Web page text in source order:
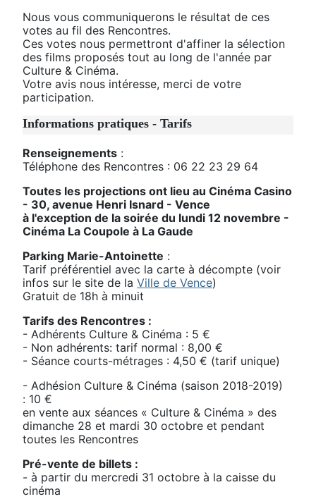
Nous vous communiquerons le résultat de ces
votes au fil des Rencontres.
Ces votes nous permettront d'affiner la sélection
des films proposés tout au long de l'année par
Culture & Cinéma.
Votre avis nous intéresse, merci de votre
participation.
Informations pratiques - Tarifs
Renseignements :
Téléphone des Rencontres : 06 22 23 29 64
Toutes les projections ont lieu au Cinéma Casino
- 30, avenue Henri Isnard - Vence
à l'exception de la soirée du lundi 12 novembre -
Cinéma La Coupole à La Gaude
Parking Marie-Antoinette :
Tarif préférentiel avec la carte à décompte (voir
infos sur le site de la Ville de Vence)
Gratuit de 18h à minuit
Tarifs des Rencontres :
- Adhérents Culture & Cinéma : 5 €
- Non adhérents: tarif normal : 8,00 €
- Séance courts-métrages : 4,50 € (tarif unique)
- Adhésion Culture & Cinéma (saison 2018-2019)
: 10 €
en vente aux séances « Culture & Cinéma » des
dimanche 28 et mardi 30 octobre et pendant
toutes les Rencontres
Pré-vente de billets :
- à partir du mercredi 31 octobre à la caisse du
cinéma